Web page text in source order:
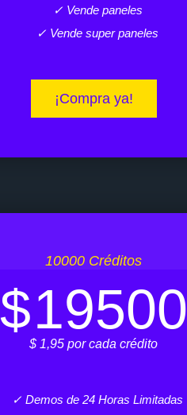
✓ Vende paneles
✓ Vende super paneles
¡Compra ya!
10000 Créditos
$19500
$ 1,95 por cada crédito
✓ Demos de 24 Horas Limitadas